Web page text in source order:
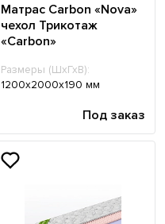
Матрас Carbon «Nova»
чехол Трикотаж
«Carbon»
Размеры (ШхГхВ):
1200х2000х190 мм
Под заказ